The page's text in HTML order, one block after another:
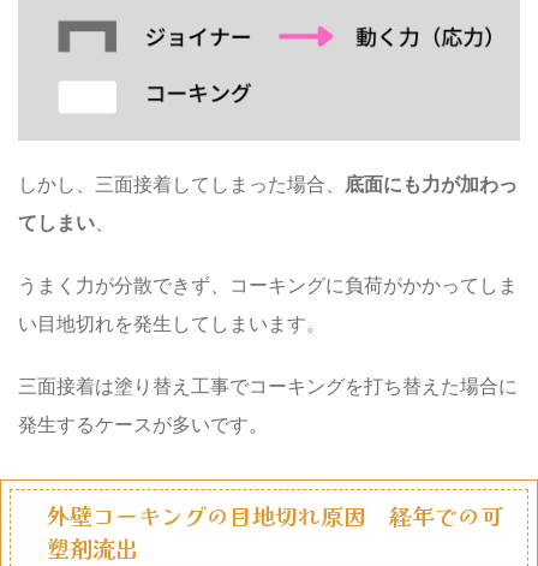
しかし、三面接着してしまった場合、 底面にも力が加わっ
てしまい、
うまく力が分散できず、コーキングに負荷がかかってしま
い目地切れを発生してしまいます。
三面接着は塗り替え工事でコーキングを打ち替えた場合に
発生するケースが多いです。
外壁コーキングの目地切れ原因 経年での可
塑剤流出